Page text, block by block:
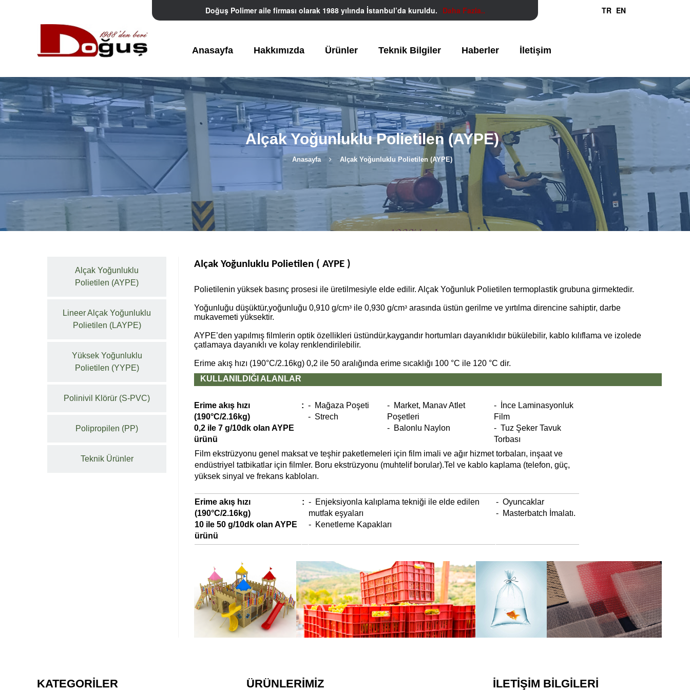
Doğuş Polimer aile firması olarak 1988 yılında İstanbul’da kuruldu. Daha Fazla.. TR EN
Anasayfa Hakkımızda Ürünler Teknik Bilgiler Haberler İletişim
Alçak Yoğunluklu Polietilen (AYPE)
Anasayfa Alçak Yoğunluklu Polietilen (AYPE)
Alçak Yoğunluklu
Polietilen (AYPE)
Lineer Alçak Yoğunluklu
Polietilen (LAYPE)
Yüksek Yoğunluklu
Polietilen (YYPE)
Polinivil Klörür (S-PVC)
Polipropilen (PP)
Teknik Ürünler
Alçak Yoğunluklu Polietilen ( AYPE )
Polietilenin yüksek basınç prosesi ile üretilmesiyle elde edilir. Alçak Yoğunluk Polietilen termoplastik grubuna girmektedir.
Yoğunluğu düşüktür,yoğunluğu 0,910 g/cmᶟ ile 0,930 g/cmᶟ arasında üstün gerilme ve yırtılma direncine sahiptir, darbe
mukavemeti yüksektir.
AYPE’den yapılmış filmlerin optik özellikleri üstündür,kaygandır hortumları dayanıklıdır bükülebilir, kablo kılıflama ve izolede
çatlamaya dayanıklı ve kolay renklendirilebilir.
Erime akış hızı (190°C/2.16kg) 0,2 ile 50 aralığında erime sıcaklığı 100 °C ile 120 °C dir.
KULLANILDIĞI ALANLAR
Erime akış hızı
(190°C/2.16kg)
0,2 ile 7 g/10dk olan AYPE
ürünü
: - Mağaza Poşeti
- Strech
- Market, Manav Atlet
Poşetleri
- Balonlu Naylon
- İnce Laminasyonluk
Film
- Tuz Şeker Tavuk
Torbası
Film ekstrüzyonu genel maksat ve teşhir paketlemeleri için film imali ve ağır hizmet torbaları, inşaat ve
endüstriyel tatbikatlar için filmler. Boru ekstrüzyonu (muhtelif borular).Tel ve kablo kaplama (telefon, güç,
yüksek sinyal ve frekans kabloları.
Erime akış hızı
(190°C/2.16kg)
10 ile 50 g/10dk olan AYPE
ürünü
: - Enjeksiyonla kalıplama tekniği ile elde edilen
mutfak eşyaları
- Kenetleme Kapakları
- Oyuncaklar
- Masterbatch İmalatı.
KATEGORİLER ÜRÜNLERİMİZ İLETİŞİM BİLGİLERİ